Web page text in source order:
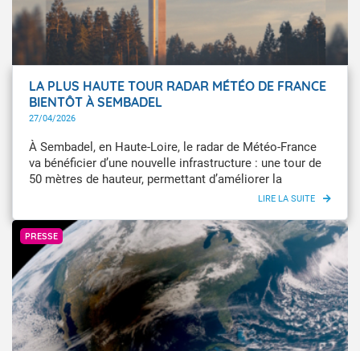
LA PLUS HAUTE TOUR RADAR MÉTÉO DE FRANCE
BIENTÔT À SEMBADEL
27/04/2026
À Sembadel, en Haute-Loire, le radar de Météo-France
va bénéficier d’une nouvelle infrastructure : une tour de
50 mètres de hauteur, permettant d’améliorer la
précision de ses mesures météorologiques. Il s’agira de
PRESSE
Météo-France